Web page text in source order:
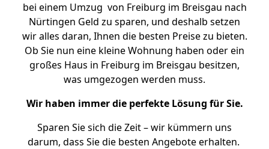
bei einem Umzug von Freiburg im Breisgau nach
Nürtingen Geld zu sparen, und deshalb setzen
wir alles daran, Ihnen die besten Preise zu bieten.
Ob Sie nun eine kleine Wohnung haben oder ein
großes Haus in Freiburg im Breisgau besitzen,
was umgezogen werden muss.
Wir haben immer die perfekte Lösung für Sie.
Sparen Sie sich die Zeit – wir kümmern uns
darum, dass Sie die besten Angebote erhalten.